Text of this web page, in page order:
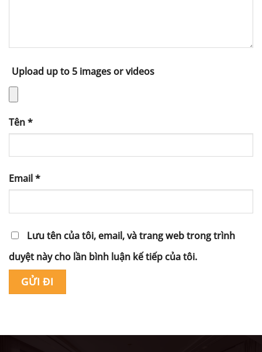
Upload up to 5 images or videos
Tên*
Email*
Lưu tên của tôi, email, và trang web trong trình
duyệt này cho lần bình luận kế tiếp của tôi.